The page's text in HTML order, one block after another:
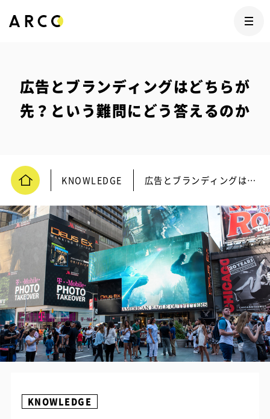
広告とブランディングはどちらが
先？という難問にどう答えるのか
KNOWLEDGE 広告とブランディングはどちらが先？という難問にどう答えるのか
KNOWLEDGE